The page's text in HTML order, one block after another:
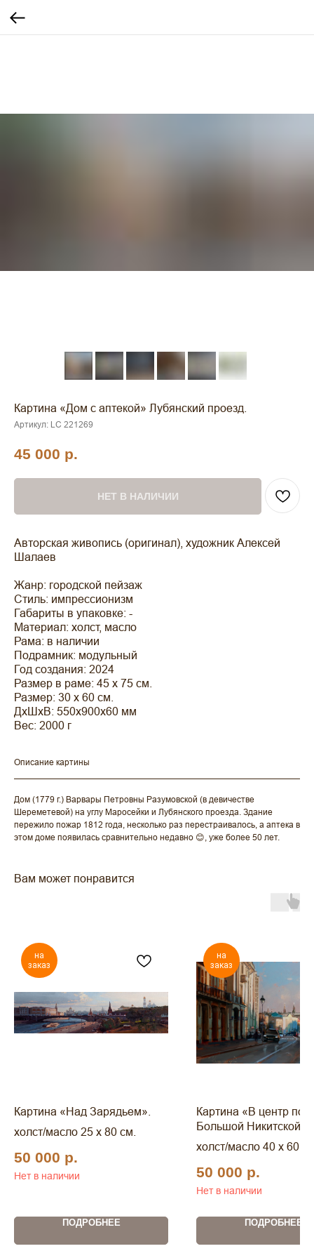
Картина «Дом с аптекой» Лубянский проезд.
Артикул: LC 221269
45 000 р.
НЕТ В НАЛИЧИИ
Авторская живопись (оригинал), художник Алексей
Шалаев
Жанр: городской пейзаж
Стиль: импрессионизм
Габариты в упаковке: -
Материал: холст, масло
Рама: в наличии
Подрамник: модульный
Год создания: 2024
Размер в раме: 45 х 75 см.
Размер: 30 х 60 см.
ДxШxВ: 550x900x60 мм
Вес: 2000 г
Описание картины
Дом (1779 г.) Варвары Петровны Разумовской (в девичестве
Шереметевой) на углу Маросейки и Лубянского проезда. Здание
пережило пожар 1812 года, несколько раз перестраивалось, а аптека в
этом доме появилась сравнительно недавно 😊, уже более 50 лет.
Вам может понравится
на
заказ
Картина «Над Зарядьем».
холст/масло 25 x 80 см.
50 000 р.
Нет в наличии
ПОДРОБНЕЕ
на
заказ
Картина «В центр по
Большой Никитской».
холст/масло 40 x 60
50 000 р.
Нет в наличии
ПОДРОБНЕЕ